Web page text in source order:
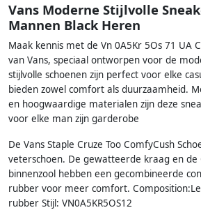
Vans Moderne Stijlvolle
Mannen Black Heren
Maak kennis met de Vn 0A5Kr 5Os 71 UA
van Vans, speciaal ontworpen voor de
stijlvolle schoenen zijn perfect voor elke
bieden zowel comfort als duurzaamheid.
en hoogwaardige materialen zijn deze
voor elke man zijn garderobe
De Vans Staple Cruze Too ComfyCush
veterschoen. De gewatteerde kraag en de
binnenzool hebben een gecombineerde
rubber voor meer comfort.
rubber Stijl: VN0A5KR5OS12